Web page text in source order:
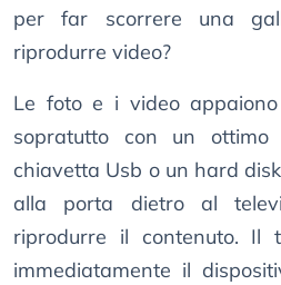
per far scorrere una
riprodurre video?
Le foto e i video
sopratutto con un
chiavetta Usb o un hard
alla porta dietro al
riprodurre il contenuto. Il
immediatamente il